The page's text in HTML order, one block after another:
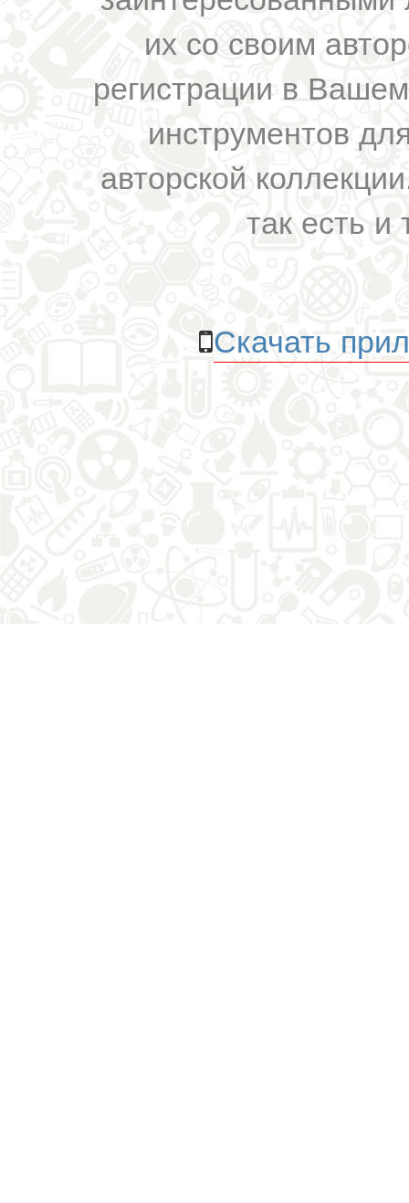
их со своим
регистрации в
инструментов
авторской
так есть и
Скачать